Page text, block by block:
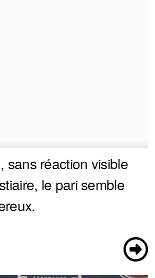
sans réaction visible
le pari semble